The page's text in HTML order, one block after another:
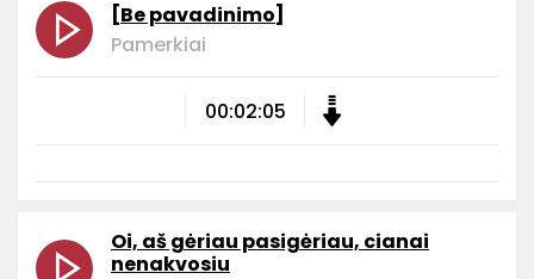
[Be pavadinimo]
Pamerkiai
00:02:05
Oi, aš gėriau pasigėriau, cianai
nenakvosiu